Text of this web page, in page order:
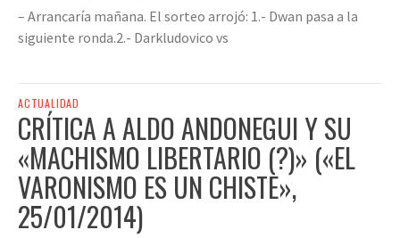
– Arrancaría mañana. El sorteo arrojó: 1.- Dwan pasa a la
siguiente ronda.2.- Darkludovico vs
ACTUALIDAD
CRÍTICA A ALDO ANDONEGUI Y SU
«MACHISMO LIBERTARIO (?)» («EL
VARONISMO ES UN CHISTE»,
25/01/2014)